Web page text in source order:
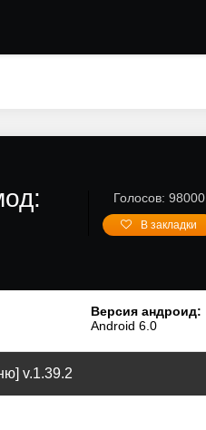
Голосов: 98000
В закладки
Версия андроид:
Android 6.0
v.1.39.2